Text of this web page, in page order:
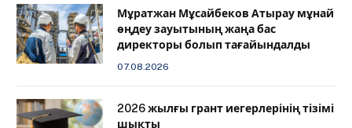
Мұратжан Мұсайбеков Атырау мұнай
өңдеу зауытының жаңа бас
директоры болып тағайындалды
07.08.2026
2026 жылғы грант иегерлерінің тізімі
шықты